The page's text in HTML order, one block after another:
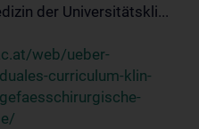
der Universitätskli...
web/ueber-
curriculum-klin-